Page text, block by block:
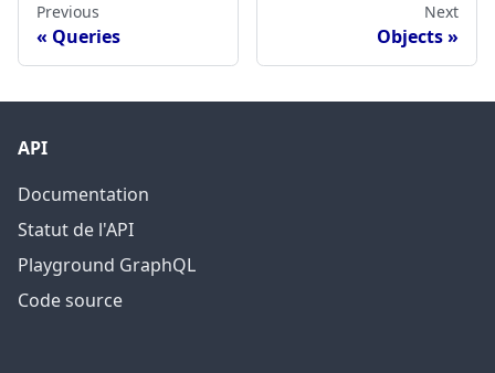
Previous
Queries
Next
Objects
API
Documentation
Statut de l'API
Playground GraphQL
Code source